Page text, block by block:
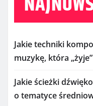
Jakie techniki
muzykę, która
Jakie ścieżki
o tematyce